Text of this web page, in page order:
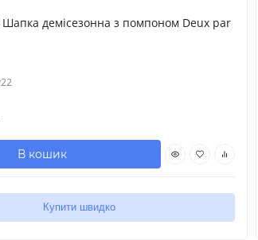
Шапка демісезонна з помпоном Deux par
В кошик
Купити швидко